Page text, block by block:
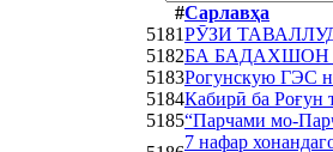
#Сарлавҳа
5181РӮЗИ
5182БА
5183Рогунскую ГЭС
5184Кабирӣ ба Роғун
5185“Парчами мо-
7 нафар